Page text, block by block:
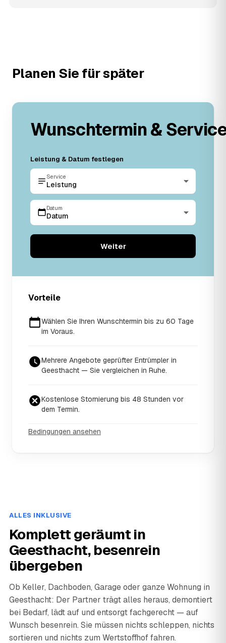
Planen Sie für später
Wunschtermin &
Leistung & Datum festlegen
Service
Leistung
Datum
Datum
Weiter
Vorteile
Wählen Sie Ihren Wunschtermin bis zu 60 Tage
im Voraus.
Mehrere Angebote geprüfter Entrümpler in
Geesthacht — Sie vergleichen in Ruhe.
Kostenlose Stornierung bis 48 Stunden vor
dem Termin.
Bedingungen ansehen
ALLES INKLUSIVE
Komplett geräumt in
Geesthacht, besenrein
übergeben
Ob Keller, Dachboden, Garage oder ganze Wohnung in
Geesthacht: Der Partner trägt alles heraus, demontiert
bei Bedarf, lädt auf und entsorgt fachgerecht — auf
Wunsch besenrein. Sie müssen nichts schleppen, nichts
sortieren und nichts zum Wertstoffhof fahren.